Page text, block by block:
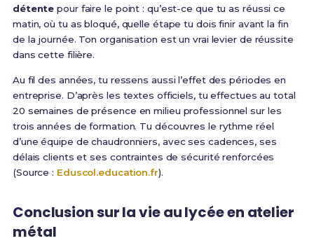
détente pour faire le point : qu’est-ce que tu as réussi ce
matin, où tu as bloqué, quelle étape tu dois finir avant la fin
de la journée. Ton organisation est un vrai levier de réussite
dans cette filière.
Au fil des années, tu ressens aussi l’effet des périodes en
entreprise. D’après les textes officiels, tu effectues au total
20 semaines de présence en milieu professionnel sur les
trois années de formation. Tu découvres le rythme réel
d’une équipe de chaudronniers, avec ses cadences, ses
délais clients et ses contraintes de sécurité renforcées
(Source : Eduscol.education.fr).
Conclusion sur la vie au lycée en atelier
métal